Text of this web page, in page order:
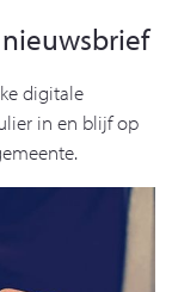
digitale
in en blijf op